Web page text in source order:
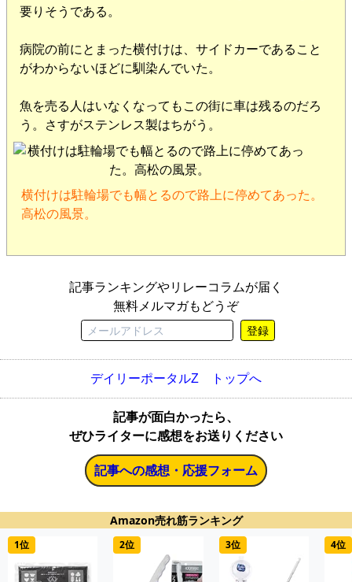
要りそうである。
病院の前にとまった横付けは、サイドカーであること
がわからないほどに馴染んでいた。
魚を売る人はいなくなってもこの街に車は残るのだろ
う。さすがステンレス製はちがう。
横付けは駐輪場でも幅とるので路上に停めてあった。
高松の風景。
記事ランキングやリレーコラムが届く
無料メルマガもどうぞ
登録
デイリーポータルZ トップへ
記事が面白かったら、
ぜひライターに感想をお送りください
記事への感想・応援フォーム
Amazon売れ筋ランキング
1位 2位 3位 4位